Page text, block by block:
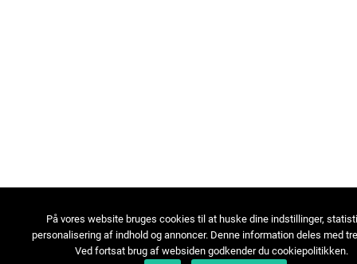
På vores website bruges cookies til at huske dine indstillinger,
personalisering af indhold og annoncer. Denne information deles med
Ved fortsat brug af websiden godkender du cookiepolitikken.